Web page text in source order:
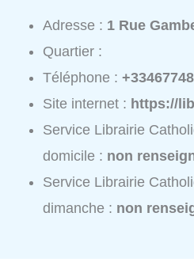
Adresse : 1 Rue
Quartier :
Téléphone :
Site internet : https://
Service Librairie
domicile : non
Service Librairie
dimanche : non